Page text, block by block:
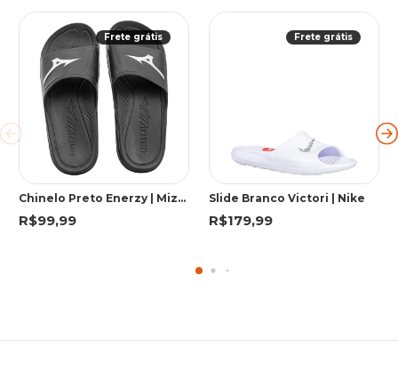
Frete grátis
Chinelo Preto Enerzy | Mizuno
R$99,99
Frete grátis
Slide Branco Victori | Nike
R$179,99